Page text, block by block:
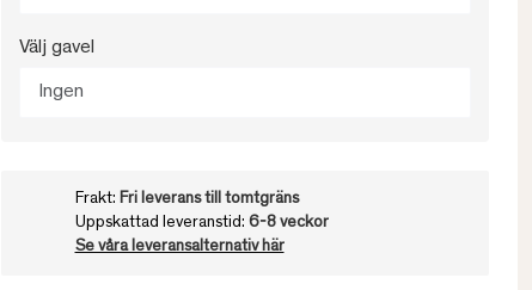
Välj gavel
Ingen
Frakt: Fri leverans till tomtgräns
Uppskattad leveranstid: 6-8 veckor
Se våra leveransalternativ här